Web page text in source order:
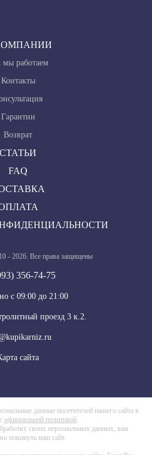
мы работаем
Контакты
Гарантии
Возврат
СТАТЬИ
FAQ
- 2026. Все права защищены
356-74-75
с 09:00 до 21:00
проезд 3 к.2.
сайта
данные посетителей нашего сайта в
официальной политикой.
своих персональных данных, вам
покинуть наш сайт.